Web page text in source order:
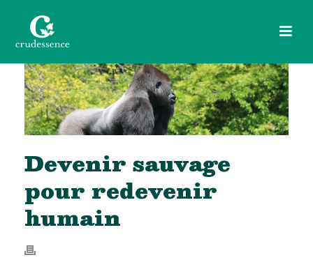
Devenir sauvage
pour redevenir
humain